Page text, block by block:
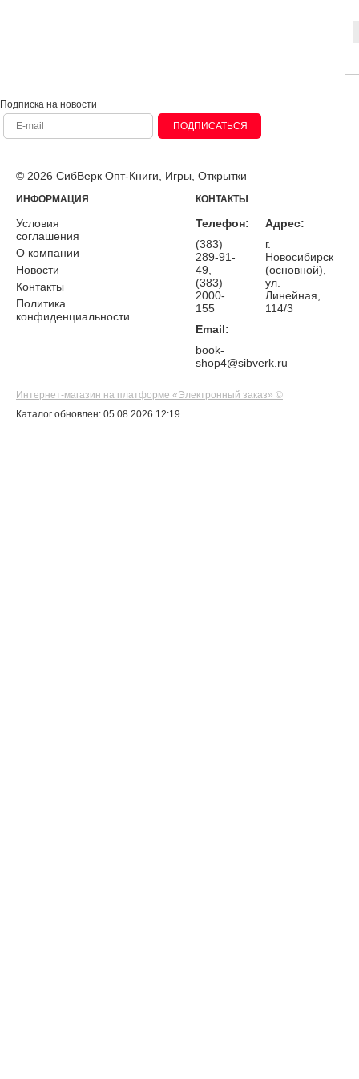
Подписка на новости
ПОДПИСАТЬСЯ
© 2026 СибВерк Опт-Книги, Игры, Открытки
ИНФОРМАЦИЯ
Условия
соглашения
О компании
Новости
Контакты
Политика
конфиденциальности
КОНТАКТЫ
Телефон:
(383)
289-91-
49,
(383)
2000-
155
Email:
book-
shop4@sibverk.ru
Адрес:
г.
Новосибирск
(основной),
ул.
Линейная,
114/3
Интернет-магазин на платформе «Электронный заказ» ©
Каталог обновлен: 05.08.2026 12:19